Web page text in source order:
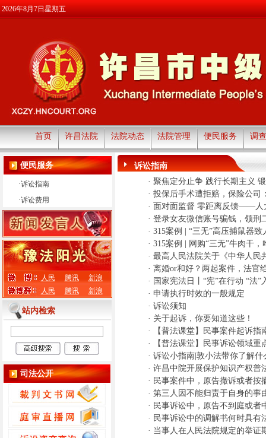
2026年8月7日星期五
首页 许昌法院 法院动态 法院管理 便民服务 调
便民服务
·诉讼指南
·诉讼费用
人民 腾讯
新浪
人民
腾讯 新浪
站内检索
司法公开
诉讼指南
· 聚焦定分止争 践行长期主义
· 投保后手术遭拒赔，保险公司
· 面对面监督 零距离反馈——人
· 登录女友微信账号骗钱，领刑
· 315案例 | “三无”高压捕鼠器
· 315案例 | 网购“三无”牛肉干，
· 最高人民法院关于《中华人民
· 离婚or和好？两起案件，法官
· 国家宪法日丨“宪”在行动 “
· 申请执行时效的一般规定
· 诉讼须知
· 关于起诉，你要知道这些！
·
【普法课堂】民事案件起诉指
·
【普法课堂】民事诉讼领域重
· 诉讼小指南|敦小法带你了解什
· 许昌中院开展保护知识产权普
· 民事案件中，原告撤诉或者按
· 第三人因不能归责于自身的事
· 民事诉讼中，原告不到庭或者
· 民事诉讼中的调解书何时具有
· 当事人在人民法院规定的举证